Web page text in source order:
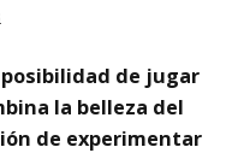
de jugar
la belleza del
de experimentar